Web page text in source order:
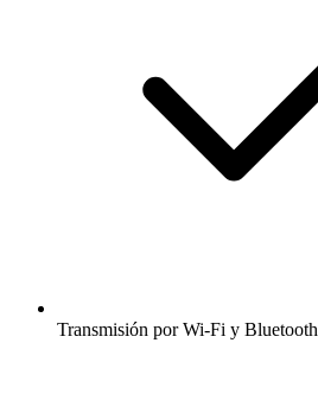
Transmisión por Wi-Fi y Bluetooth